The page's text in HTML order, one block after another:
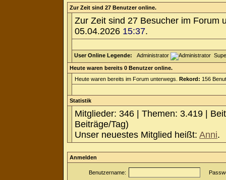
Zur Zeit sind 27 Benutzer online.
Zur Zeit sind 27 Besucher im Forum
05.04.2026 15:37.
User Online Legende: Administrator
Heute waren bereits 0 Benutzer online.
Heute waren bereits im Forum unterwegs. Rekord: 156
Statistik
Mitglieder: 346 | Themen: 3.419 |
Beiträge/Tag)
Unser neuestes Mitglied heißt: Anni.
Anmelden
Benutzername: